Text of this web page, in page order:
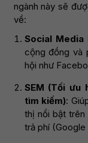
ngành này sẽ
về:
Social Media
cộng đồng và
hội như
SEM (Tối ưu
tìm kiếm):
thị nổi bật trên
trả phí (Google